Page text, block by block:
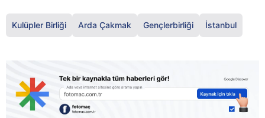
Kulüpler Birliği Arda Çakmak Gençlerbirliği İstanbul